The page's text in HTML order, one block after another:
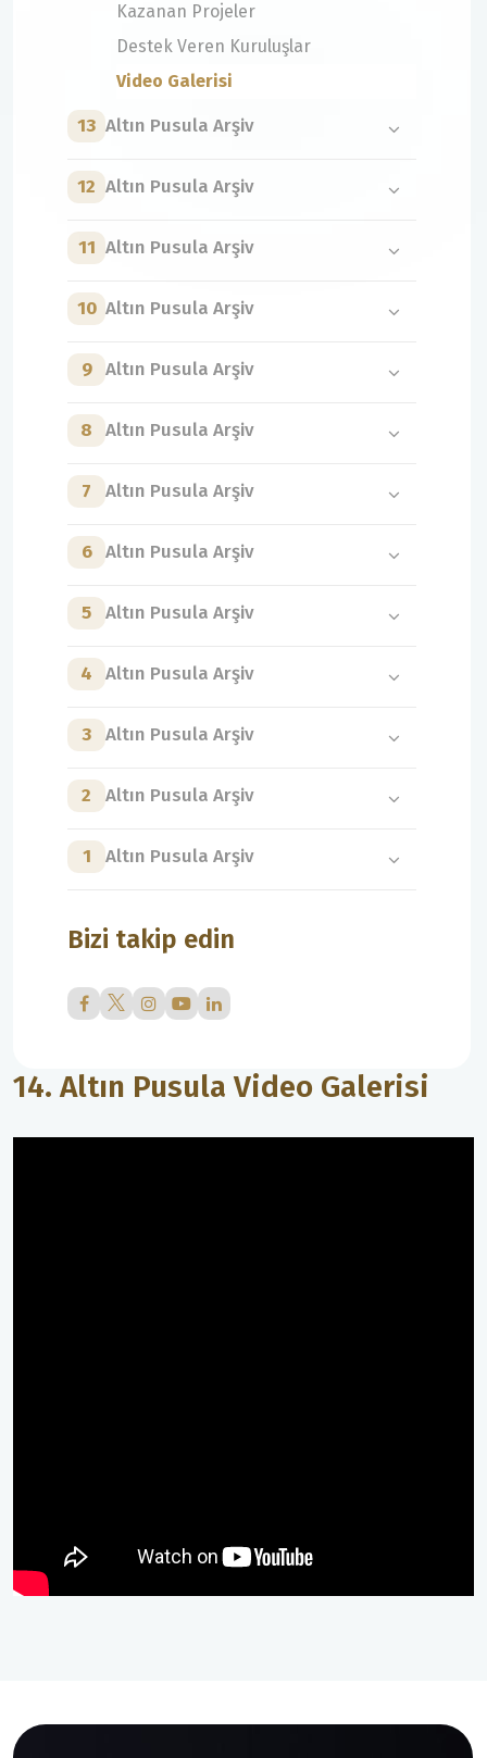
14. Altın Pusula Video Galerisi
Kazanan Projeler
Destek Veren Kuruluşlar
Video Galerisi
13 Altın Pusula Arşiv
12 Altın Pusula Arşiv
11 Altın Pusula Arşiv
10 Altın Pusula Arşiv
9 Altın Pusula Arşiv
8 Altın Pusula Arşiv
7 Altın Pusula Arşiv
6 Altın Pusula Arşiv
5 Altın Pusula Arşiv
4 Altın Pusula Arşiv
3 Altın Pusula Arşiv
2 Altın Pusula Arşiv
1 Altın Pusula Arşiv
Bizi takip edin